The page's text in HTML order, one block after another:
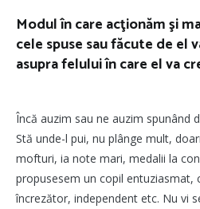
Modul în care acţionăm şi
cele spuse sau făcute de el
asupra felului în care el va
Încă auzim sau ne auzim spunând
Stă unde-l pui, nu plânge mult,
mofturi, ia note mari, medalii la
propusesem un copil entuziasmat,
încrezător, independent etc. Nu vi